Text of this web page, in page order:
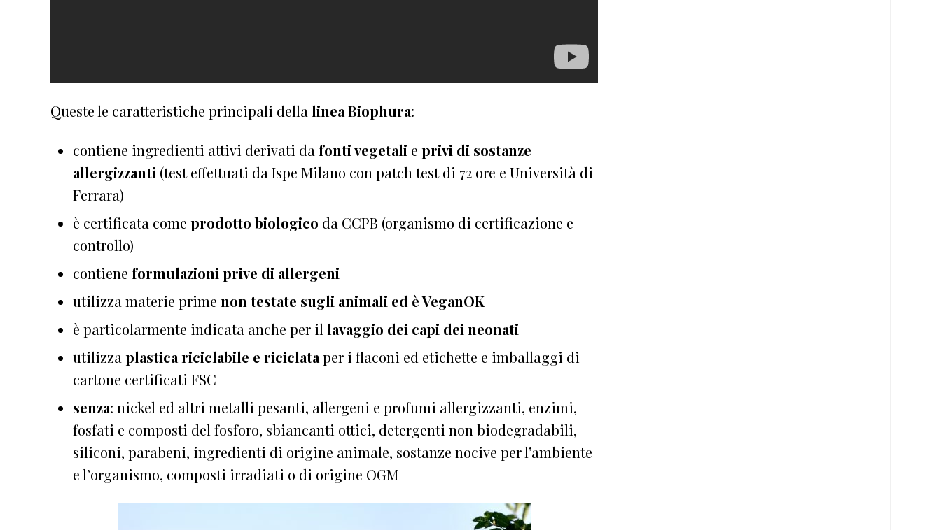
Queste le caratteristiche principali della linea Biophura:
contiene ingredienti attivi derivati da fonti vegetali e privi di sostanze
allergizzanti (test effettuati da Ispe Milano con patch test di 72 ore e Università di
Ferrara)
è certificata come prodotto biologico da CCPB (organismo di certificazione e
controllo)
contiene formulazioni prive di allergeni
utilizza materie prime non testate sugli animali ed è VeganOK
è particolarmente indicata anche per il lavaggio dei capi dei neonati
utilizza plastica riciclabile e riciclata per i flaconi ed etichette e imballaggi di
cartone certificati FSC
senza: nickel ed altri metalli pesanti, allergeni e profumi allergizzanti, enzimi,
fosfati e composti del fosforo, sbiancanti ottici, detergenti non biodegradabili,
siliconi, parabeni, ingredienti di origine animale, sostanze nocive per l’ambiente
e l’organismo, composti irradiati o di origine OGM